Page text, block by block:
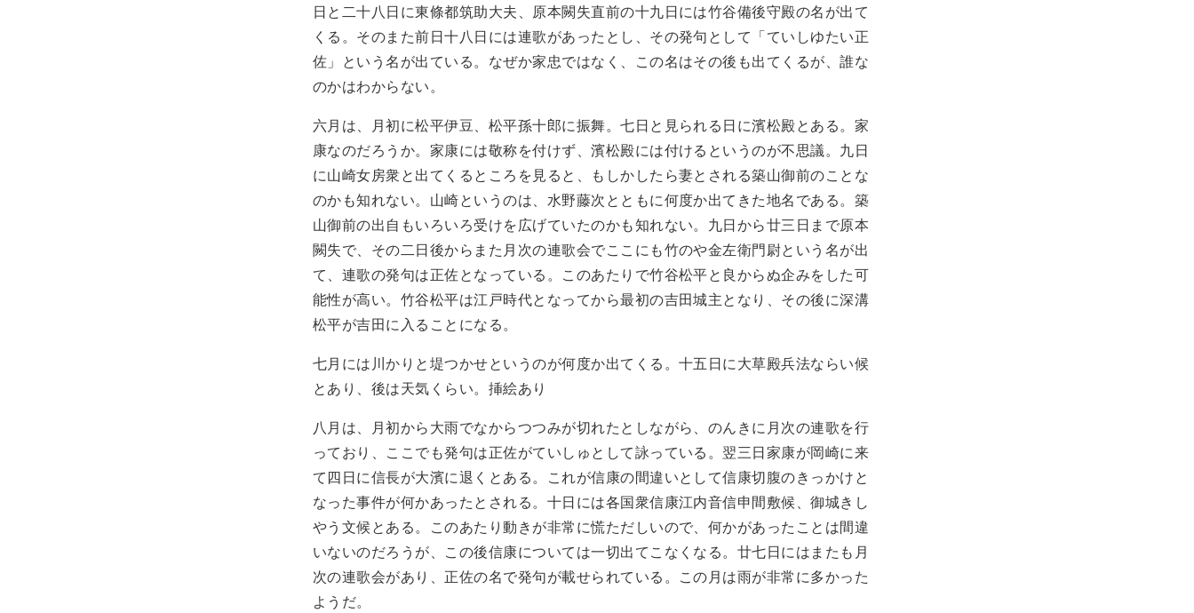
日と二十八日に東條都筑助大夫、原本闕失直前の十九日には竹谷備後守殿の名が出て
くる。そのまた前日十八日には連歌があったとし、その発句として「ていしゆたい正
佐」という名が出ている。なぜか家忠ではなく、この名はその後も出てくるが、誰な
のかはわからない。
六月は、月初に松平伊豆、松平孫十郎に振舞。七日と見られる日に濱松殿とある。家
康なのだろうか。家康には敬称を付けず、濱松殿には付けるというのが不思議。九日
に山崎女房衆と出てくるところを見ると、もしかしたら妻とされる築山御前のことな
のかも知れない。山崎というのは、水野藤次とともに何度か出てきた地名である。築
山御前の出自もいろいろ受けを広げていたのかも知れない。九日から廿三日まで原本
闕失で、その二日後からまた月次の連歌会でここにも竹のや金左衛門尉という名が出
て、連歌の発句は正佐となっている。このあたりで竹谷松平と良からぬ企みをした可
能性が高い。竹谷松平は江戸時代となってから最初の吉田城主となり、その後に深溝
松平が吉田に入ることになる。
七月には川かりと堤つかせというのが何度か出てくる。十五日に大草殿兵法ならい候
とあり、後は天気くらい。挿絵あり
八月は、月初から大雨でなからつつみが切れたとしながら、のんきに月次の連歌を行
っており、ここでも発句は正佐がていしゅとして詠っている。翌三日家康が岡崎に来
て四日に信長が大濱に退くとある。これが信康の間違いとして信康切腹のきっかけと
なった事件が何かあったとされる。十日には各国衆信康江内音信申間敷候、御城きし
やう文候とある。このあたり動きが非常に慌ただしいので、何かがあったことは間違
いないのだろうが、この後信康については一切出てこなくなる。廿七日にはまたも月
次の連歌会があり、正佐の名で発句が載せられている。この月は雨が非常に多かった
ようだ。